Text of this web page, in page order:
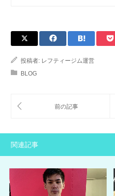
投稿者: レフティージム運営
BLOG
関連記事